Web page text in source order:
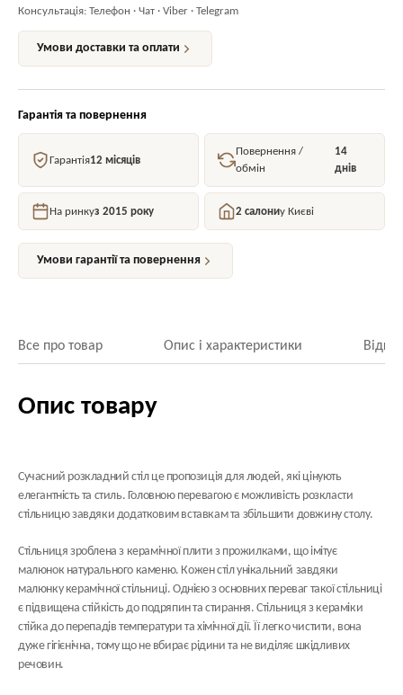
Консультація: Телефон · Чат · Viber · Telegram
Умови доставки та оплати
Гарантія та повернення
Гарантія12 місяців
Повернення /
обмін
14
днів
На ринкуз 2015 року 2 салониу Києві
Умови гарантії та повернення
Все про товар Опис і характеристики
Опис товару
Сучасний розкладний стіл це пропозиція для людей, які цінують
елегантність та стиль. Головною перевагою є можливість розкласти
стільницю завдяки додатковим вставкам та збільшити довжину столу.
Стільниця зроблена з керамічної плити з прожилками, що імітує
малюнок натурального каменю. Кожен стіл унікальний завдяки
малюнку керамічної стільниці. Однією з основних переваг такої стільниці
є підвищена стійкість до подряпин та стирання. Стільниця з кераміки
стійка до перепадів температури та хімічної дії. Її легко чистити, вона
дуже гігієнічна, тому що не вбирає рідини та не виділяє шкідливих
речовин.